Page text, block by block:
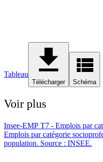
Tableau
Télécharger Schéma
Voir plus
Insee-EMP T7 - Emplois par
Emplois par catégorie
population. Source : INSEE.